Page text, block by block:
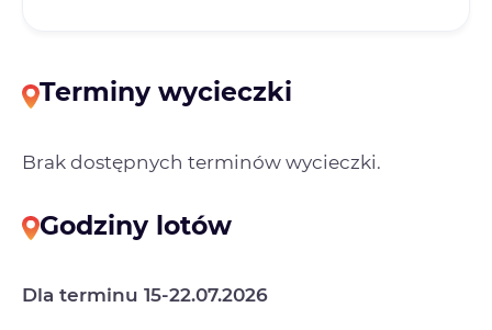
Terminy wycieczki
Brak dostępnych terminów wycieczki.
Godziny lotów
Dla terminu 15-22.07.2026